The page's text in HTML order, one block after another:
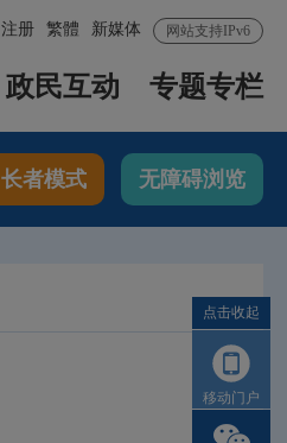
网站支持IPv6
新媒体
繁體
注册
政民互动 专题专栏
长者模式 无障碍浏览
点击收起
移动门户